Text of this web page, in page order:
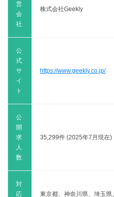
営
会
社
株式会社Geekly
公
式
サ
イ
ト
https://www.geekly.co.jp/
公
開
求
人
数
35,299件 (2025年7月現在)
対
応
東京都、神奈川県、埼玉